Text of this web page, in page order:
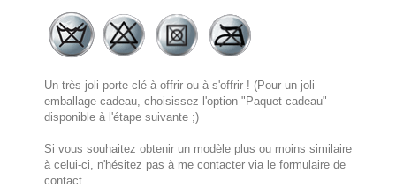
Un très joli porte-clé à offrir ou à s'offrir ! (Pour un joli
emballage cadeau, choisissez l'option "Paquet cadeau"
disponible à l'étape suivante ;)
Si vous souhaitez obtenir un modèle plus ou moins similaire
à celui-ci, n'hésitez pas à me contacter via le formulaire de
contact.